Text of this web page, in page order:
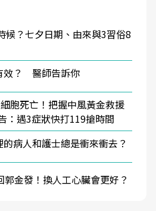
候？七夕日期、由來與3習俗8
效？ 醫師告訴你
胞死亡！把握中風黃金救援
：遇3症狀快打119搶時間
病人和護士總是衝來衝去？
金發！換人工心臟會更好？